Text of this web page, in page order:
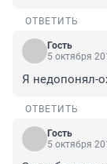
ОТВЕТИТЬ
Гость
5 октября
Я недопонял-
ОТВЕТИТЬ
Гость
5 октября